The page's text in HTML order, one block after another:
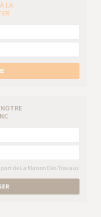
LA
de La Maison Des Travaux